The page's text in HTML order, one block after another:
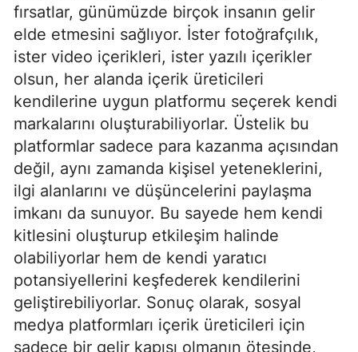
fırsatlar, günümüzde birçok insanın gelir
elde etmesini sağlıyor. İster fotoğrafçılık,
ister video içerikleri, ister yazılı içerikler
olsun, her alanda içerik üreticileri
kendilerine uygun platformu seçerek kendi
markalarını oluşturabiliyorlar. Üstelik bu
platformlar sadece para kazanma açısından
değil, aynı zamanda kişisel yeteneklerini,
ilgi alanlarını ve düşüncelerini paylaşma
imkanı da sunuyor. Bu sayede hem kendi
kitlesini oluşturup etkileşim halinde
olabiliyorlar hem de kendi yaratıcı
potansiyellerini keşfederek kendilerini
geliştirebiliyorlar. Sonuç olarak, sosyal
medya platformları içerik üreticileri için
sadece bir gelir kapısı olmanın ötesinde,